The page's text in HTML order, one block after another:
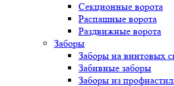
Секционные ворота
Распашные ворота
Раздвижные ворота
Заборы
Заборы на винтовых
Забивные заборы
Заборы из